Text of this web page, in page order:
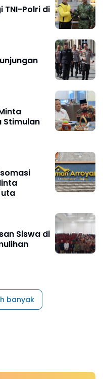
TNI-Polri di
Stimulan
Siswa di
banyak